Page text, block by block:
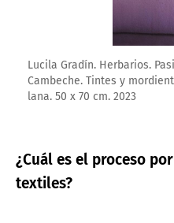
Lucila Gradín. Herbarios.
Cambeche. Tintes y
lana. 50 x 70 cm. 2023
¿Cuál es el proceso
textiles?